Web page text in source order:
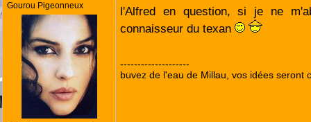
Gourou Pigeonneux
l'Alfred en question, si je ne
connaisseur du texan
--------------------
buvez de l'eau de Millau, vos idées seront